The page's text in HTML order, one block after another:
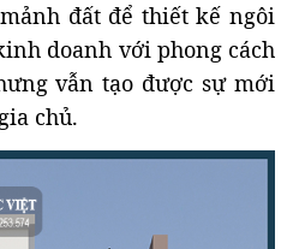
đất để thiết kế ngôi
doanh với phong cách
vẫn tạo được sự mới
chủ.